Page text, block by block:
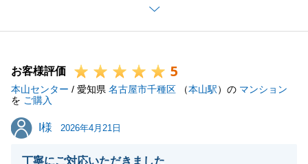
ことができ、私自身も安堵しております。
今後とももしお力になれることがございましたら、尽
引き続きよろしくお願いします。
お客様評価 5
本山センター / 愛知県 名古屋市千種区 （本山駅）の マンション
を ご購入
I様
I様 2026年4月21日
丁寧にご対応いただきました